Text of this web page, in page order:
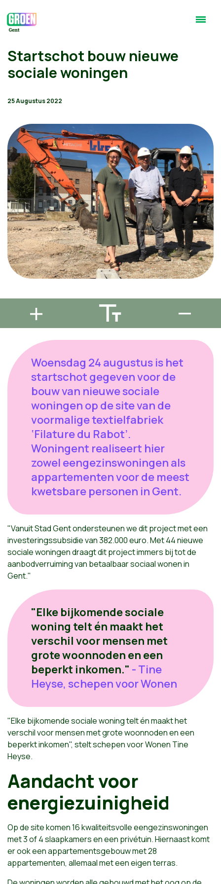
Startschot bouw nieuwe
sociale woningen
25 Augustus 2022
Woensdag 24 augustus is het
startschot gegeven voor de
bouw van nieuwe sociale
woningen op de site van de
voormalige textielfabriek
‘Filature du Rabot’.
Woningent realiseert hier
zowel eengezinswoningen als
appartementen voor de meest
kwetsbare personen in Gent.
"Vanuit Stad Gent ondersteunen we dit project met een
investeringssubsidie van 382.000 euro. Met 44 nieuwe
sociale woningen draagt dit project immers bij tot de
aanbodverruiming van betaalbaar sociaal wonen in
Gent."
"Elke bijkomende sociale
woning telt én maakt het
verschil voor mensen met
grote woonnoden en een
beperkt inkomen." - Tine
Heyse, schepen voor Wonen
"Elke bijkomende sociale woning telt én maakt het
verschil voor mensen met grote woonnoden en een
beperkt inkomen", stelt schepen voor Wonen Tine
Heyse.
Aandacht voor
energiezuinigheid
Op de site komen 16 kwaliteitsvolle eengezinswoningen
met 3 of 4 slaapkamers en een privétuin. Hiernaast komt
er ook een appartementsgebouw met 28
appartementen, allemaal met een eigen terras.